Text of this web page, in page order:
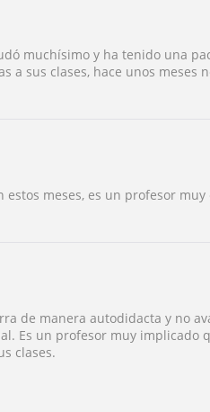
muchísimo y ha tenido una
a sus clases, hace unos meses
meses, es un profesor
de manera autodidacta y no
Es un profesor muy implicado
clases.